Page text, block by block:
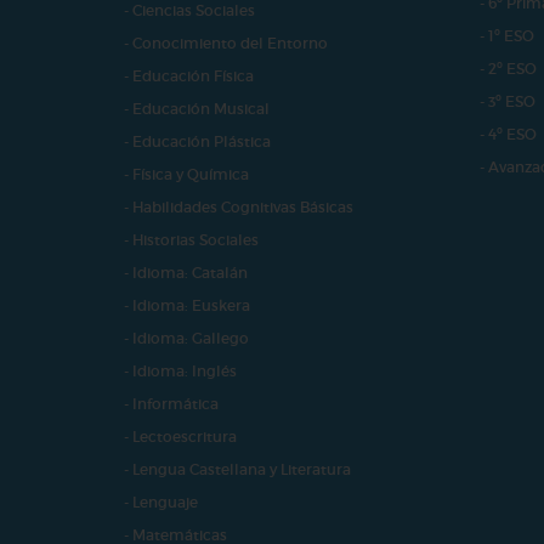
- Ciencias Sociales
- Conocimiento del Entorno
- Educación Física
- Educación Musical
- Educación Plástica
- Física y Química
- Habilidades Cognitivas Básicas
- Historias Sociales
- Idioma: Catalán
- Idioma: Euskera
- Idioma: Gallego
- Idioma: Inglés
- Informática
- Lectoescritura
- Lengua Castellana y Literatura
- Lenguaje
- Matemáticas
- 1º ESO
- 2º ESO
- 3º ESO
- 4º ESO
-